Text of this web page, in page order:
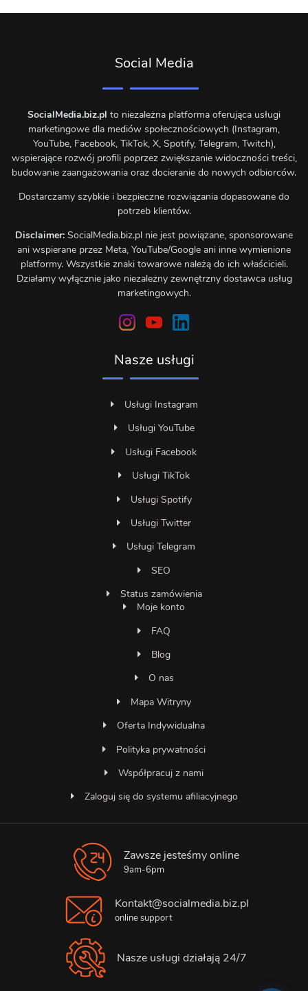
Asystent SocialMedia
Online — odpowiada natychmiast
Social Media
SocialMedia.biz.pl to niezależna platforma oferująca usługi
marketingowe dla mediów społecznościowych (Instagram,
YouTube, Facebook, TikTok, X, Spotify, Telegram, Twitch),
wspierające rozwój profili poprzez zwiększanie widoczności treści,
budowanie zaangażowania oraz docieranie do nowych odbiorców.
Dostarczamy szybkie i bezpieczne rozwiązania dopasowane do
potrzeb klientów.
Disclaimer: SocialMedia.biz.pl nie jest powiązane, sponsorowane
ani wspierane przez Meta, YouTube/Google ani inne wymienione
platformy. Wszystkie znaki towarowe należą do ich właścicieli.
Działamy wyłącznie jako niezależny zewnętrzny dostawca usług
marketingowych.
Nasze usługi
Usługi Instagram
Usługi YouTube
Usługi Facebook
Usługi TikTok
Usługi Spotify
Usługi Twitter
Usługi Telegram
SEO
Status zamówienia
Moje konto
FAQ
Blog
O nas
Mapa Witryny
Oferta Indywidualna
Polityka prywatności
Współpracuj z nami
Zaloguj się do systemu afiliacyjnego
Zawsze jesteśmy online
9am-6pm
Kontakt@socialmedia.biz.pl
online support
Nasze usługi działają 24/7